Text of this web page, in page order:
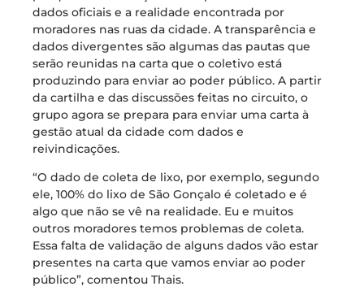
dados oficiais e a realidade encontrada por
moradores nas ruas da cidade. A transparência e
dados divergentes são algumas das pautas que
serão reunidas na carta que o coletivo está
produzindo para enviar ao poder público. A partir
da cartilha e das discussões feitas no circuito, o
grupo agora se prepara para enviar uma carta à
gestão atual da cidade com dados e
reivindicações.
“O dado de coleta de lixo, por exemplo, segundo
ele, 100% do lixo de São Gonçalo é coletado e é
algo que não se vê na realidade. Eu e muitos
outros moradores temos problemas de coleta.
Essa falta de validação de alguns dados vão estar
presentes na carta que vamos enviar ao poder
público”, comentou Thais.